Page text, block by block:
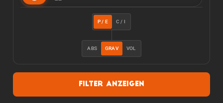
P / E C / I
ABS GRAV VOL
Filter anzeigen